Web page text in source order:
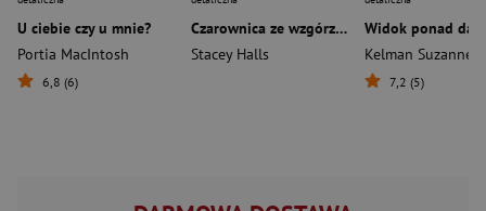
U ciebie czy u mnie?
Portia MacIntosh
6,8 (6)
Czarownica ze wzgórza (edycja kolekcjonerska)
Stacey Halls
Widok ponad
Kelman Suzanne
7,2 (5)